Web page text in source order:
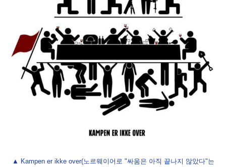
▲ Kampen er ikke over(노르웨이어로 "싸움은 아직 끝나지 않았다"는